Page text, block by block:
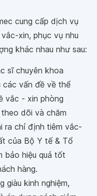
cung cấp dịch vụ
xin, phục vụ nhu
khác nhau như sau:
sĩ chuyên khoa
các vấn đề về thể
vắc - xin phòng
dõi và chăm
ra chỉ định tiêm vắc-
của Bộ Y tế & Tổ
bảo hiệu quả tốt
hàng.
giàu kinh nghiệm,